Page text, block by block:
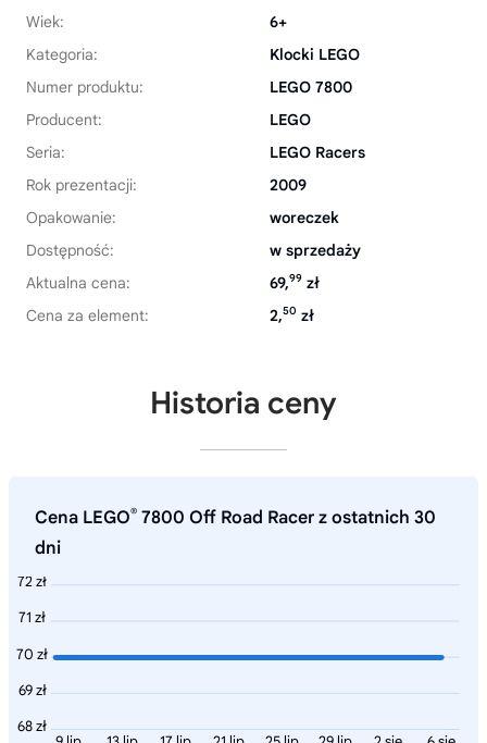
Wiek:
6+
Kategoria:
Klocki LEGO
Numer produktu:
LEGO 7800
Producent:
LEGO
Seria:
LEGO Racers
Rok prezentacji:
2009
Opakowanie:
woreczek
Dostępność:
w sprzedaży
Aktualna cena:
69,99 zł
Cena za element:
2,50 zł
Historia ceny
Cena LEGO® 7800 Off Road Racer z ostatnich 30
dni
72 zł
71 zł
70 zł
69 zł
68 zł